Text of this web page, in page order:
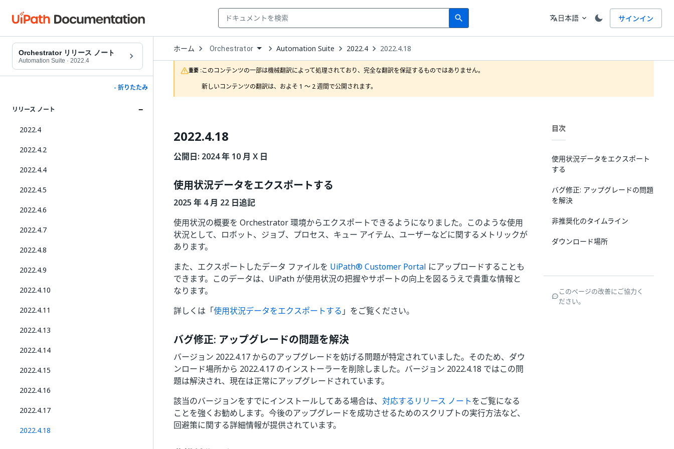
search
Search 言語
translate日本語 expand_more サインイン
Orchestrator リリース ノート
Automation Suite · 2022.4
- 折りたたみ
リリース ノート
2022.4
2022.4.2
2022.4.4
2022.4.5
2022.4.6
2022.4.7
2022.4.8
2022.4.9
2022.4.10
2022.4.11
2022.4.13
2022.4.14
2022.4.15
2022.4.16
2022.4.17
2022.4.18
ホーム Open
Dropdown
to
choose
product
Orchestrator Automation Suite 2022.4 2022.4.18
重要 :このコンテンツの一部は機械翻訳によって処理されており、完全な翻訳を保証するものではありません。
新しいコンテンツの翻訳は、およそ 1 ～ 2 週間で公開されます。
2022.4.18
公開日: 2024 年 10 月 X 日
使用状況データをエクスポートする
2025 年 4 月 22 日追記
使用状況の概要を Orchestrator 環境からエクスポートできるようになりました。このような使用
状況として、ロボット、ジョブ、プロセス、キュー アイテム、ユーザーなどに関するメトリックが
あります。
また、エクスポートしたデータ ファイルを UiPath® Customer Portal にアップロードすることも
できます。このデータは、UiPath が使用状況の把握やサポートの向上を図るうえで貴重な情報と
なります。
詳しくは「使用状況データをエクスポートする 」をご覧ください。
バグ修正: アップグレードの問題を解決
バージョン 2022.4.17 からのアップグレードを妨げる問題が特定されていました。そのため、ダウ
ンロード場所から 2022.4.17 のインストーラーを削除しました。バージョン 2022.4.18 ではこの問
題は解決され、現在は正常にアップグレードされています。
該当のバージョンをすでにインストールしてある場合は、 対応するリリース ノートをご覧になる
ことを強くお勧めします。今後のアップグレードを成功させるためのスクリプトの実行方法など、
回避策に関する詳細情報が提供されています。
目次
使用状況データをエクスポート
する
バグ修正: アップグレードの問題
を解決
非推奨化のタイムライン
ダウンロード場所
このページの改善にご協力く
ださい。